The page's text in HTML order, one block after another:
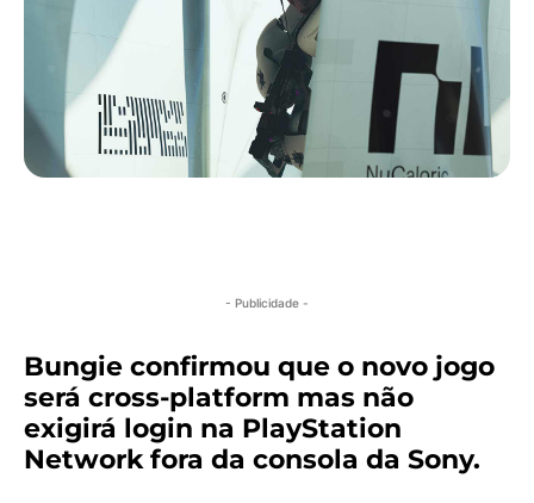
- Publicidade -
Bungie confirmou que o novo jogo
será cross-platform mas não
exigirá login na PlayStation
Network fora da consola da Sony.